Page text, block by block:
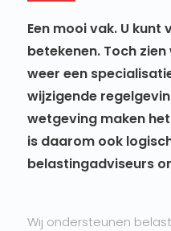
Een mooi vak. U
betekenen. Toch
weer een
wijzigende
wetgeving maken
is daarom ook
belastingadviseurs
Wij ondersteunen